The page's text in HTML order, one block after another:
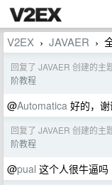
V2EX › JAVAER ›
回复了 JAVAER 创建的主
阶教程
@Automatica 好的，
回复了 JAVAER 创建的主
阶教程
@pual 这个人很牛逼吗